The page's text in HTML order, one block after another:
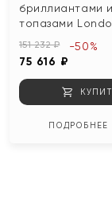
бриллиантами и
топазами
151 232 ₽
75 616 ₽
-50%
ПОДРОБНЕЕ